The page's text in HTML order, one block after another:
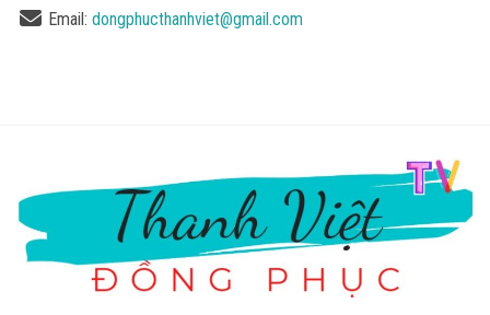
Email: dongphucthanhviet@gmail.com